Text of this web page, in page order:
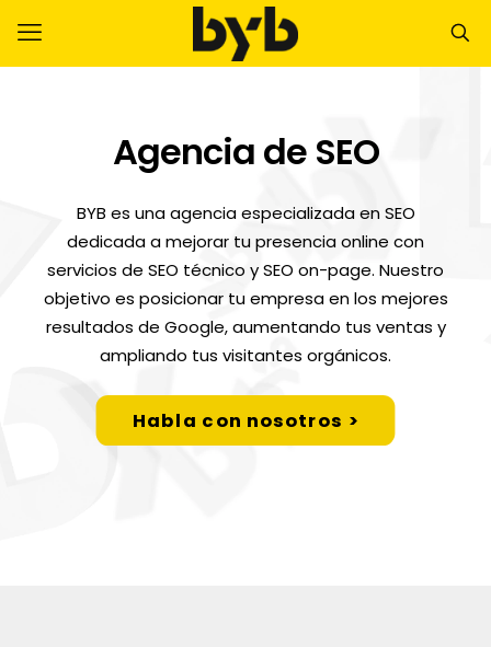
Agencia de SEO
BYB es una agencia especializada en SEO
dedicada a mejorar tu presencia online con
servicios de SEO técnico y SEO on-page. Nuestro
objetivo es posicionar tu empresa en los mejores
resultados de Google, aumentando tus ventas y
ampliando tus visitantes orgánicos.
Habla con nosotros >